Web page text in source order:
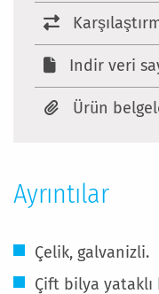
Indir veri
Ürün
Ayrıntılar
Çelik, galvanizli.
Çift bilya yataklı